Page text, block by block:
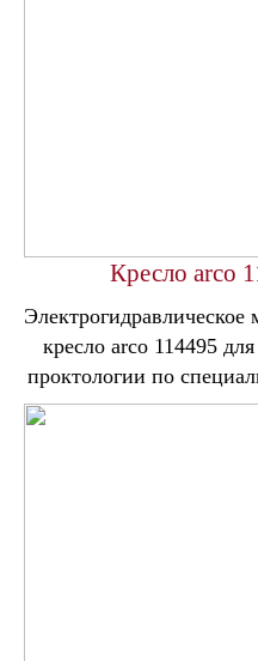
Кресло arco
кресло arco 114495
проктологии по